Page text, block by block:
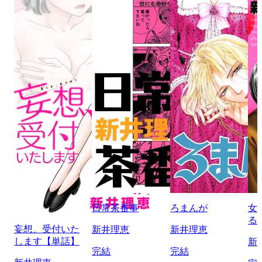
妄想、受付いた
します【単話】
日常茶番事
新井理恵
完結
ろまんが
新井理恵
完結
女
る
新